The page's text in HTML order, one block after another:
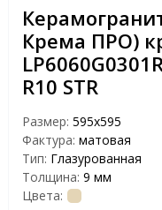
Крема ПРО)
R10 STR
Размер: 595x595
Фактура: матовая
Тип: Глазурованная
Толщина: 9 мм
Цвета: